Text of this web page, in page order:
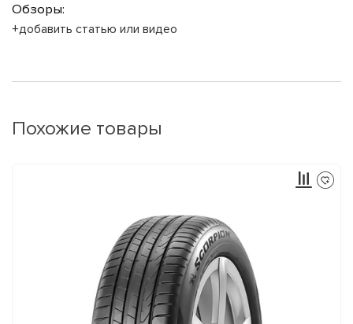
Обзоры:
+добавить статью или видео
Похожие товары